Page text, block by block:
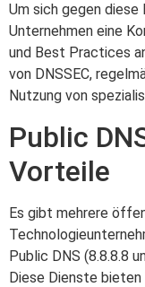
Um sich gegen
Unternehmen eine
und Best Practices
von DNSSEC,
Nutzung von
Public
Vorteile
Es gibt mehrere
Public DNS (8.8.8.8
Diese Dienste